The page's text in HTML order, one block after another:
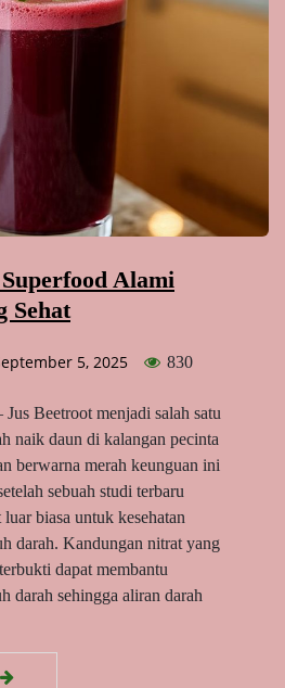
Alami
Sehat
5, 2025 830
Beetroot menjadi salah satu
naik daun di kalangan pecinta
berwarna merah keunguan ini
sebuah studi terbaru
biasa untuk kesehatan
darah. Kandungan nitrat yang
dapat membantu
darah sehingga aliran darah